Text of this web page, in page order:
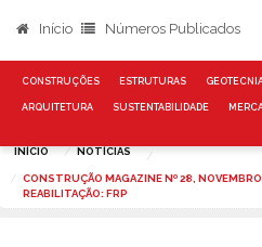
Início Números Publicados
CONSTRUÇÕES ESTRUTURAS
ARQUITETURA SUSTENTABILIDADE
INÍCIO NOTÍCIAS
CONSTRUÇÃO MAGAZINE Nº 28,
REABILITAÇÃO: FRP